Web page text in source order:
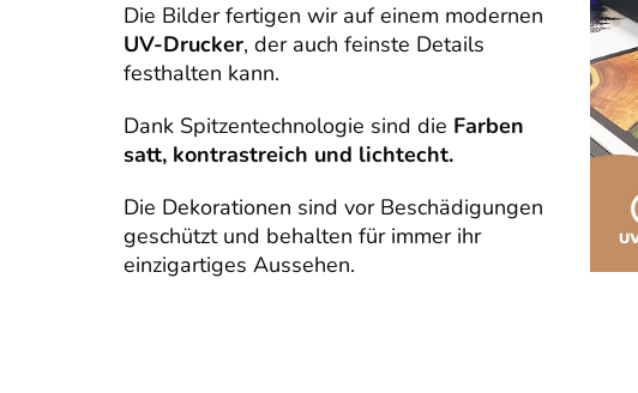
Die Bilder fertigen wir auf einem modernen
UV-Drucker, der auch feinste Details
festhalten kann.
Dank Spitzentechnologie sind die Farben
satt, kontrastreich und lichtecht.
Die Dekorationen sind vor Beschädigungen
geschützt und behalten für immer ihr
einzigartiges Aussehen.